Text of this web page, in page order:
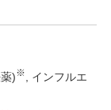
)※
インフルエ